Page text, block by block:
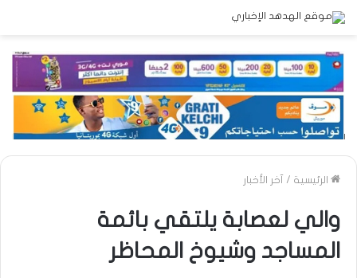
الرئيسية / آخر الأخبار
والي لعصابة يلتقي بائمة
المساجد وشيوخ المحاظر